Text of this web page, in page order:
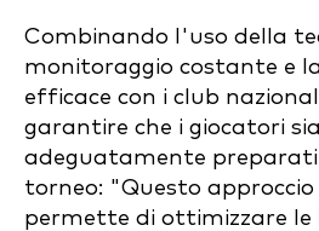
Combinando l'uso della
monitoraggio costante e
efficace con i club
garantire che i giocatori
adeguatamente
torneo: "Questo
permette di ottimizzare le